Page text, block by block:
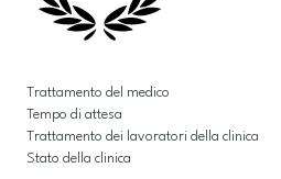
Trattamento del medico
Tempo di attesa
Trattamento dei lavoratori della clinica
Stato della clinica